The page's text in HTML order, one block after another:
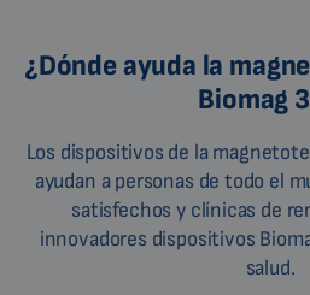
¿Dónde ayuda la
Biomag
Los dispositivos de la
ayudan a personas de todo el
satisfechos y clínicas de
innovadores dispositivos
salud.